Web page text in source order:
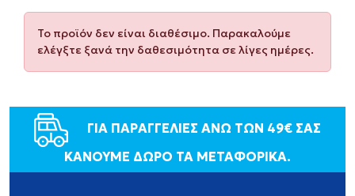
Το προϊόν δεν είναι διαθέσιμο. Παρακαλούμε
ελέγξτε ξανά την δαθεσιμότητα σε λίγες ημέρες.
ΓΙΑ ΠΑΡΑΓΓΕΛΙΕΣ ΑΝΩ ΤΩΝ 49€ ΣΑΣ
ΚΑΝΟΥΜΕ ΔΩΡΟ ΤΑ ΜΕΤΑΦΟΡΙΚΑ.